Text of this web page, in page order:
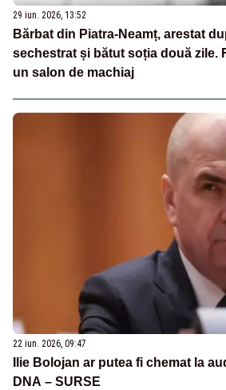
29 iun. 2026, 13:52
Bărbat din Piatra-Neamț, arestat
sechestrat și bătut soția două zile.
un salon de machiaj
22 iun. 2026, 09:47
Ilie Bolojan ar putea fi chemat la
DNA – SURSE